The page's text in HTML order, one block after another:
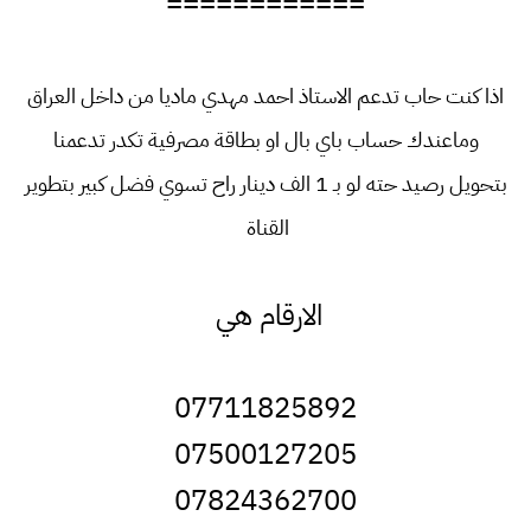
اذا كنت حاب تدعم الاستاذ احمد مهدي ماديا من داخل العراق
وماعندك حساب باي بال او بطاقة مصرفية تكدر تدعمنا
بتحويل رصيد حته لو بـ 1 الف دينار راح تسوي فضل كبير بتطوير
القناة
الارقام هي
07711825892
07500127205
07824362700